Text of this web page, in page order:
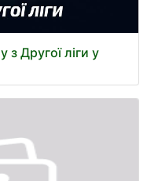
Другої ліги у